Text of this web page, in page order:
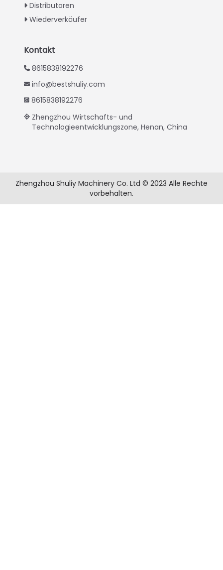
Distributoren
Wiederverkäufer
Kontakt
8615838192276
info@bestshuliy.com
8615838192276
Zhengzhou Wirtschafts- und
Technologieentwicklungszone, Henan, China
Zhengzhou Shuliy Machinery Co. Ltd © 2023 Alle Rechte
vorbehalten.